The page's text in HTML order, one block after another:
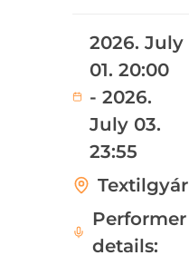
2026. July
01. 20:00
- 2026.
July 03.
23:55
Textilgyár
Performer
details: